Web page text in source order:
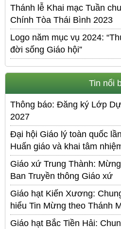
Thánh lễ Khai mạc Tuần
Chính Tòa Thái Bình 2023
Logo năm mục vụ 2024:
đời sống Giáo hội”
Tin nổi
Thông báo: Đăng ký Lớp
2027
Đại hội Giáo lý toàn quốc
Huấn giáo và khai tâm
Giáo xứ Trung Thành:
Ban Truyền thông Giáo xứ
Giáo hạt Kiến Xương:
hiểu Tin Mừng theo Thánh
Giáo hạt Bắc Tiền Hải: